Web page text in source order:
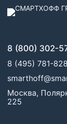
8 (800) 302-
8 (495) 781-
Москва,
225